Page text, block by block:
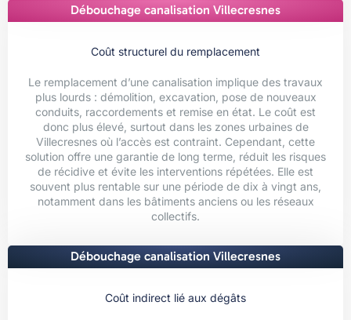
Débouchage canalisation Villecresnes
Coût structurel du remplacement
Le remplacement d’une canalisation implique des travaux
plus lourds : démolition, excavation, pose de nouveaux
conduits, raccordements et remise en état. Le coût est
donc plus élevé, surtout dans les zones urbaines de
Villecresnes où l’accès est contraint. Cependant, cette
solution offre une garantie de long terme, réduit les risques
de récidive et évite les interventions répétées. Elle est
souvent plus rentable sur une période de dix à vingt ans,
notamment dans les bâtiments anciens ou les réseaux
collectifs.
Débouchage canalisation Villecresnes
Coût indirect lié aux dégâts